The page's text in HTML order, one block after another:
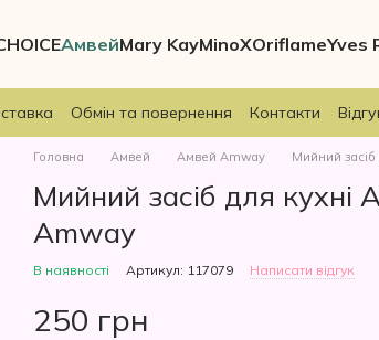
АмвейMary KayMinoXOriflameYves
Обмін та повернення Контакти
Головна Амвей Амвей Amway Мийний
Мийний засіб для кухні
Amway
В наявності Артикул: 117079 Написати відгук
250 грн